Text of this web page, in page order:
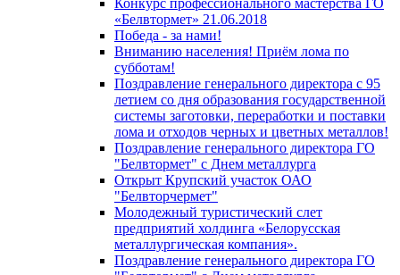
Конкурс профессионального мастерства ГО
«Белвтормет» 21.06.2018
Победа - за нами!
Вниманию населения! Приём лома по
субботам!
Поздравление генерального директора с 95
летием со дня образования государственной
системы заготовки, переработки и поставки
лома и отходов черных и цветных металлов!
Поздравление генерального директора ГО
"Белвтормет" с Днем металлурга
Открыт Крупский участок ОАО
"Белвторчермет"
Молодежный туристический слет
предприятий холдинга «Белорусская
металлургическая компания».
Поздравление генерального директора ГО